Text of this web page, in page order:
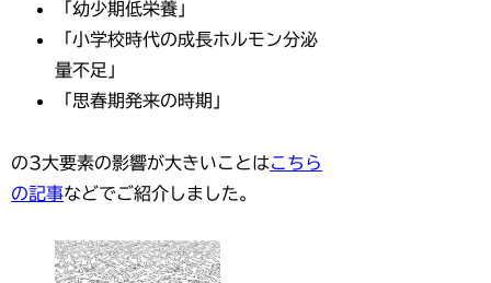
「幼少期低栄養」
「小学校時代の成長ホルモン分泌
量不足」
「思春期発来の時期」
の3大要素の影響が大きいことはこちら
の記事などでご紹介しました。